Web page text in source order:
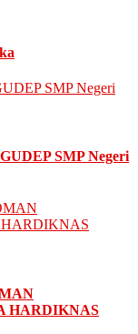
SMP Negeri
HARDIKNAS